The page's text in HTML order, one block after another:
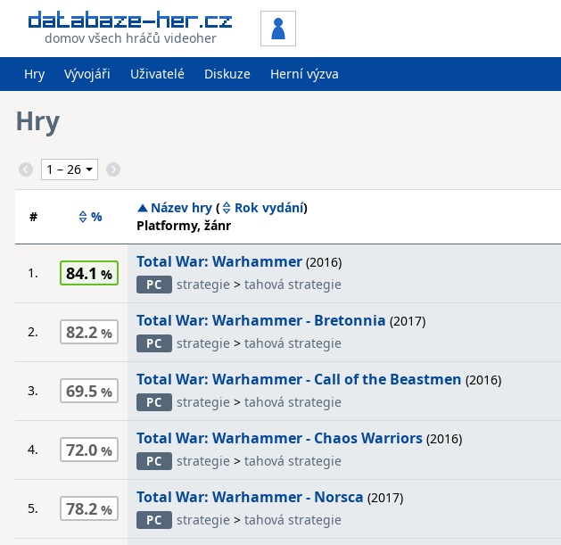
domov všech hráčů videoher
Hry Vývojáři Uživatelé Diskuze Herní výzva
Hry
# %
Název hry ( Rok vydání)
Platformy, žánr
1. 84.1
Total War: Warhammer (2016)
PC strategie > tahová strategie
2. 82.2
Total War: Warhammer - Bretonnia (2017)
PC strategie > tahová strategie
3. 69.5
Total War: Warhammer - Call of the Beastmen (2016)
PC strategie > tahová strategie
4. 72.0
Total War: Warhammer - Chaos Warriors (2016)
PC strategie > tahová strategie
5. 78.2
Total War: Warhammer - Norsca (2017)
PC strategie > tahová strategie